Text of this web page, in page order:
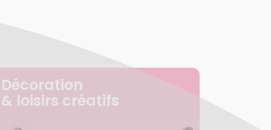
Décoration
& loisirs créatifs